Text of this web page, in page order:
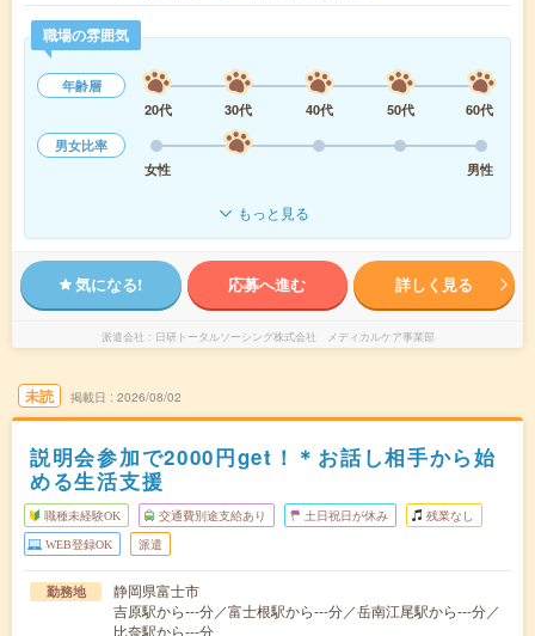
職場の雰囲気
年齢層
20代
30代 40代 50代
60代
男女比率
女性
男性
もっと見る
気になる! 応募へ進む 詳しく見る
派遣会社 日研トータルソーシング株式会社 メディカルケア事業部
未読 掲載日 2026/08/02
説明会参加で2000円get！＊お話し相手から始
める生活支援
職種未経験OK 交通費別途支給あり 土日祝日が休み 残業なし
WEB登録OK 派遣
勤務地
静岡県富士市
吉原駅から---分／富士根駅から---分／岳南江尾駅から---分／
比奈駅から---分